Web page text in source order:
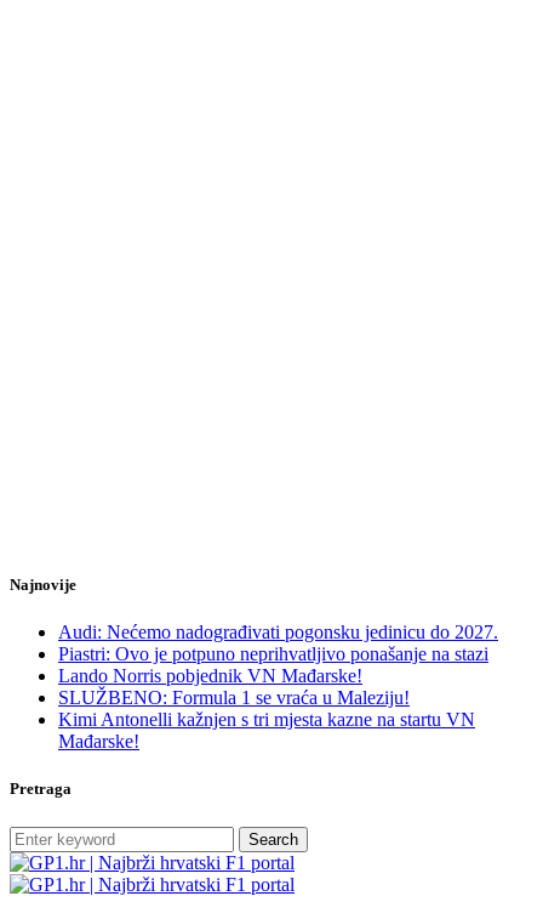
Najnovije
Audi: Nećemo nadograđivati pogonsku jedinicu do 2027.
Piastri: Ovo je potpuno neprihvatljivo ponašanje na stazi
Lando Norris pobjednik VN Mađarske!
SLUŽBENO: Formula 1 se vraća u Maleziju!
Kimi Antonelli kažnjen s tri mjesta kazne na startu VN
Mađarske!
Pretraga
Search